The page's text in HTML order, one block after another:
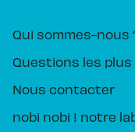
Qui sommes-nous
Questions les plus
Nous contacter
nobi nobi ! notre